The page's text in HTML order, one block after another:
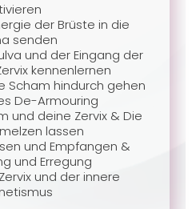
der Brüste in die
senden
und der Eingang der
kennenlernen
Scham hindurch gehen
De-Armouring
und deine Zervix & Die
lassen
und Empfangen &
und Erregung
und der innere